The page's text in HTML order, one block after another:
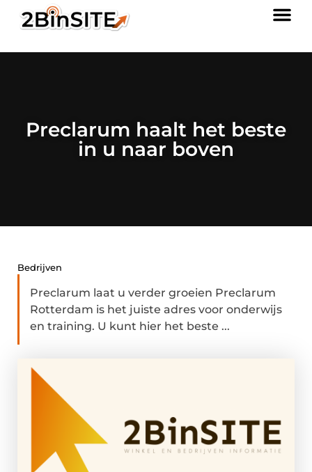
Preclarum haalt het beste
in u naar boven
Bedrijven
Preclarum laat u verder groeien Preclarum
Rotterdam is het juiste adres voor onderwijs
en training. U kunt hier het beste ...